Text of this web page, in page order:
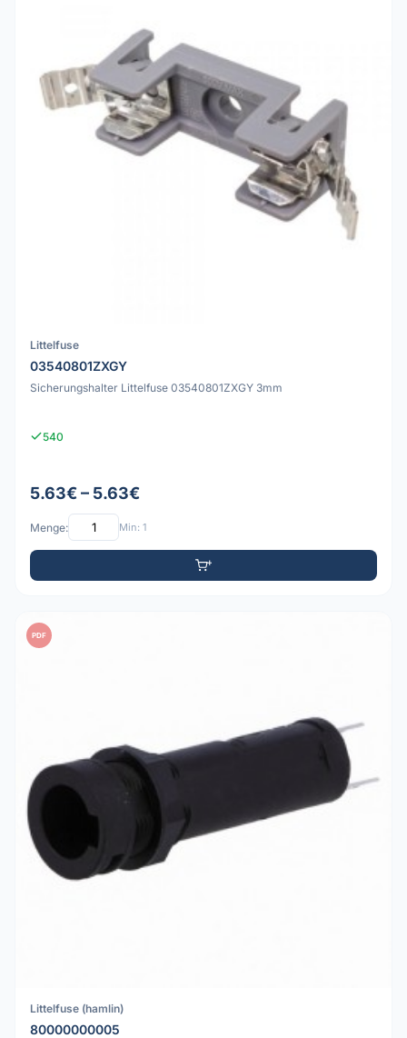
Littelfuse
03540801ZXGY
Sicherungshalter Littelfuse 03540801ZXGY 3mm
540
5.63€ – 5.63€
Menge: Min: 1
PDF
Littelfuse (hamlin)
80000000005